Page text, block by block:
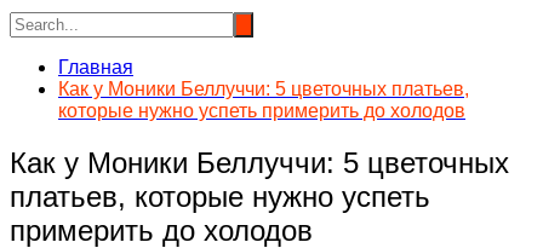
Главная
Как у Моники Беллуччи: 5 цветочных платьев,
которые нужно успеть примерить до холодов
Как у Моники Беллуччи: 5 цветочных
платьев, которые нужно успеть
примерить до холодов